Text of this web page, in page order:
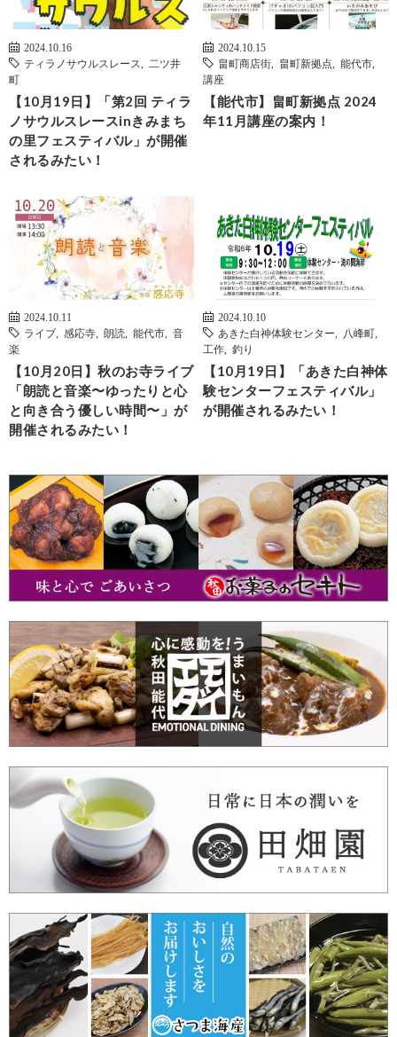
2024.10.16
ティラノサウルスレース
二ツ井
町
【10月19日】「第2回 ティラ
ノサウルスレースinきみまち
の里フェスティバル」が開催
されるみたい！
2024.10.15
畠町商店街
畠町新拠点 能代市
講座
【能代市】畠町新拠点 2024
年11月講座の案内！
2024.10.11
ライブ
感応寺 朗読 能代市
音
楽
【10月20日】秋のお寺ライブ
「朗読と音楽〜ゆったりと心
と向き合う優しい時間〜」が
開催されるみたい！
2024.10.10
あきた白神体験センター
八峰町
工作
釣り
【10月19日】「あきた白神体
験センターフェスティバル」
が開催されるみたい！